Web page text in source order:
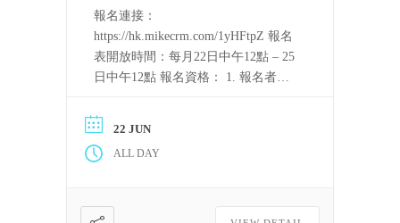
報名連接：
https://hk.mikecrm.com/1yHFtpZ 報名
表開放時間：每月22日中午12點 – 25
日中午12點 報名資格： 1. 報名者需
「泰國四念處禪修課程」的音頻，或
只要可以滿足上述條件，每一位修
22 JUN
ALL DAY